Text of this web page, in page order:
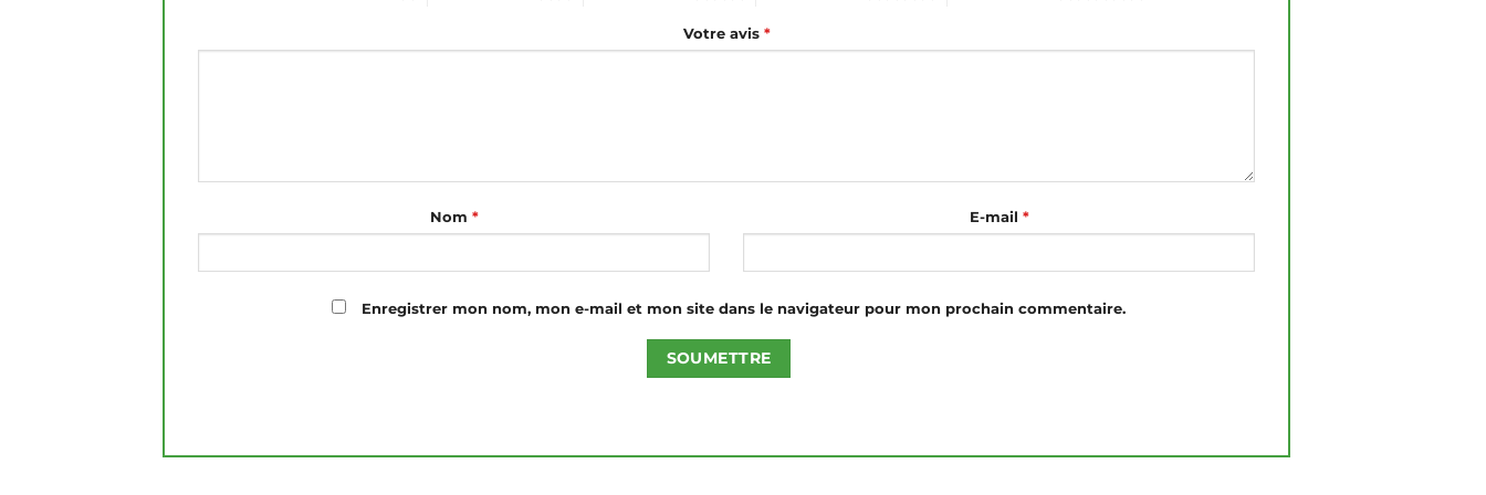
Votre avis *
Nom * E-mail *
Enregistrer mon nom, mon e-mail et mon site dans le navigateur pour mon prochain commentaire.